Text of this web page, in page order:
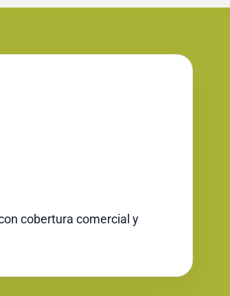
cobertura comercial y